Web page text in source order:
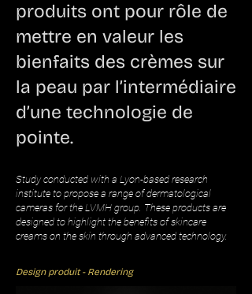
produits ont pour rôle de
mettre en valeur les
bienfaits des crèmes sur
la peau par l’intermédiaire
d’une technologie de
pointe.
Study conducted with a Lyon-based research
institute to propose a range of dermatological
cameras for the LVMH group. These products are
designed to highlight the benefits of skincare
creams on the skin through advanced technology.
Design produit - Rendering